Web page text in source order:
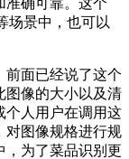
场景中，也可以
面已经说了这个
图像的大小以及清
个人用户在调用这
对图像规格进行规
，为了菜品识别更